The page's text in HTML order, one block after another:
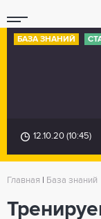
БАЗА ЗНАНИЙ
12.10.20 (10:45)
Главная База знаний